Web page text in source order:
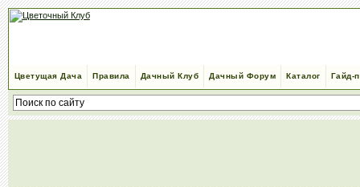
Цветущая Дача Правила Дачный Клуб Дачный Форум Каталог Гайд-